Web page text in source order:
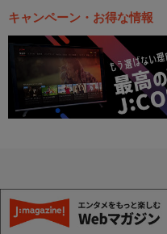
キャンペーン・お得な情報